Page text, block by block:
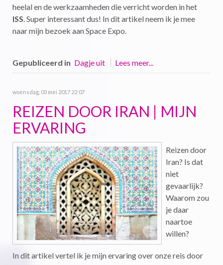
heelal en de werkzaamheden die verricht worden in het
ISS. Super interessant dus! In dit artikel neem ik je mee
naar mijn bezoek aan Space Expo.
Gepubliceerd in Dagje uit Lees meer...
woensdag, 03 mei 2017 22:07
REIZEN DOOR IRAN | MIJN
ERVARING
Reizen door
Iran? Is dat
niet
gevaarlijk?
Waarom zou
je daar
naartoe
willen?
In dit artikel vertel ik je mijn ervaring over onze reis door